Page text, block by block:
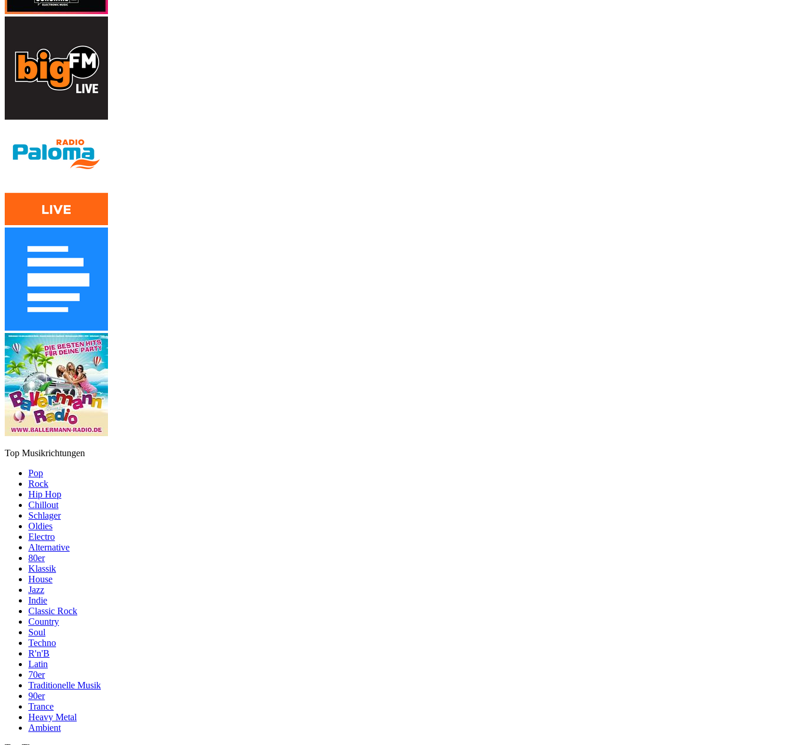
Top Musikrichtungen
Pop
Rock
Hip Hop
Chillout
Schlager
Oldies
Electro
Alternative
80er
Klassik
House
Jazz
Indie
Classic Rock
Country
Soul
Techno
R'n'B
Latin
70er
Traditionelle Musik
90er
Trance
Heavy Metal
Ambient